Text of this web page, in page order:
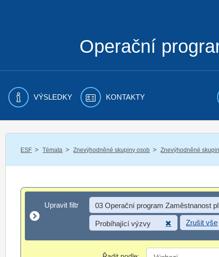
Operační
VÝSLEDKY KONTAKTY
ESF / Témata / Znevýhodněné skupiny osob / Znevýhodněné
Upravit filtr
Upravit filtr 03 Operační program Zaměstnanost
Probíhající výzvy Zrušit vše